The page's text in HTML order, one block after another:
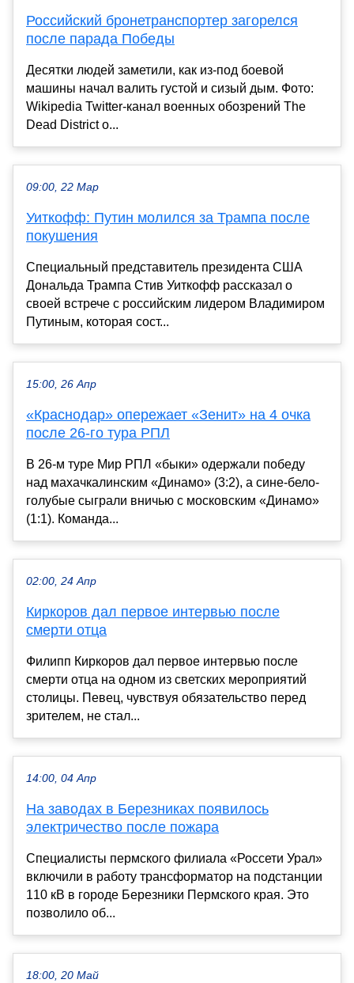
Российский бронетранспортер загорелся
после парада Победы
Десятки людей заметили, как из-под боевой
машины начал валить густой и сизый дым. Фото:
Wikipedia Twitter-канал военных обозрений The
Dead District о...
09:00, 22 Мар
Уиткофф: Путин молился за Трампа после
покушения
Специальный представитель президента США
Дональда Трампа Стив Уиткофф рассказал о
своей встрече с российским лидером Владимиром
Путиным, которая сост...
15:00, 26 Апр
«Краснодар» опережает «Зенит» на 4 очка
после 26-го тура РПЛ
В 26-м туре Мир РПЛ «быки» одержали победу
над махачкалинским «Динамо» (3:2), а сине-бело-
голубые сыграли вничью с московским «Динамо»
(1:1). Команда...
02:00, 24 Апр
Киркоров дал первое интервью после
смерти отца
Филипп Киркоров дал первое интервью после
смерти отца на одном из светских мероприятий
столицы. Певец, чувствуя обязательство перед
зрителем, не стал...
14:00, 04 Апр
На заводах в Березниках появилось
электричество после пожара
Специалисты пермского филиала «Россети Урал»
включили в работу трансформатор на подстанции
110 кВ в городе Березники Пермского края. Это
позволило об...
18:00, 20 Май